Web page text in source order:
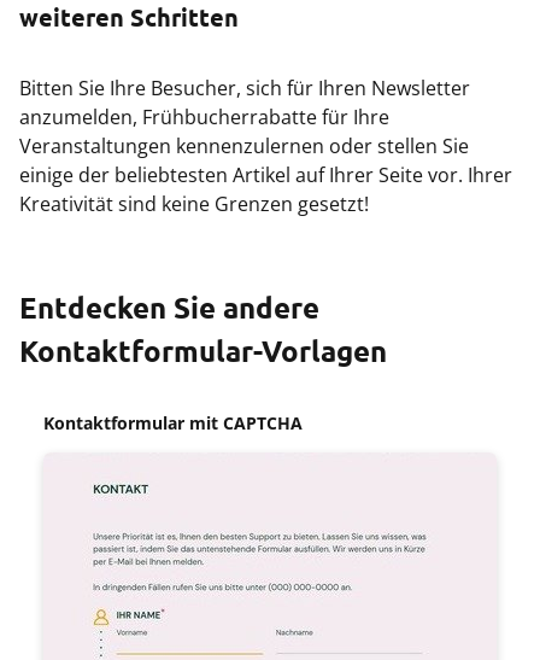
weiteren Schritten
Bitten Sie Ihre Besucher, sich für Ihren Newsletter
anzumelden, Frühbucherrabatte für Ihre
Veranstaltungen kennenzulernen oder stellen Sie
einige der beliebtesten Artikel auf Ihrer Seite vor. Ihrer
Kreativität sind keine Grenzen gesetzt!
Entdecken Sie andere
Kontaktformular-Vorlagen
Kontaktformular mit CAPTCHA